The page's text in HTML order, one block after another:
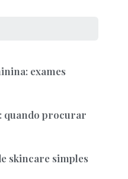
exames
quando procurar
skincare simples